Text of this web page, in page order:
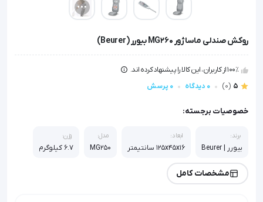
روکش صندلی ماساژور MG260 بیورر (Beurer)
100٪ از کاربران، این کالا را پیشنهاد کرده اند.
5
(0) 0 دیدگاه 0 پرسش
خصوصیات برجسته:
برند:
بیورر | Beurer
ابعاد:
125x45x16 سانتیمتر
مدل:
MG250
وزن:
6.7 کیلوگرم
مشخصات کامل